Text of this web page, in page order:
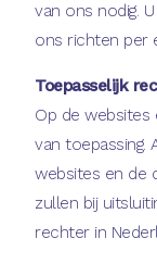
van ons nodig.
ons richten per
Toepasselijk
Op de websites
van toepassing.
websites en de
zullen bij
rechter in